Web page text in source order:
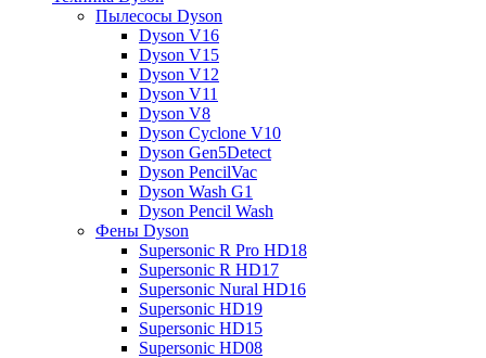
Пылесосы Dyson
Dyson V16
Dyson V15
Dyson V12
Dyson V11
Dyson V8
Dyson Cyclone V10
Dyson Gen5Detect
Dyson PencilVac
Dyson Wash G1
Dyson Pencil Wash
Фены Dyson
Supersonic R Pro HD18
Supersonic R HD17
Supersonic Nural HD16
Supersonic HD19
Supersonic HD15
Supersonic HD08